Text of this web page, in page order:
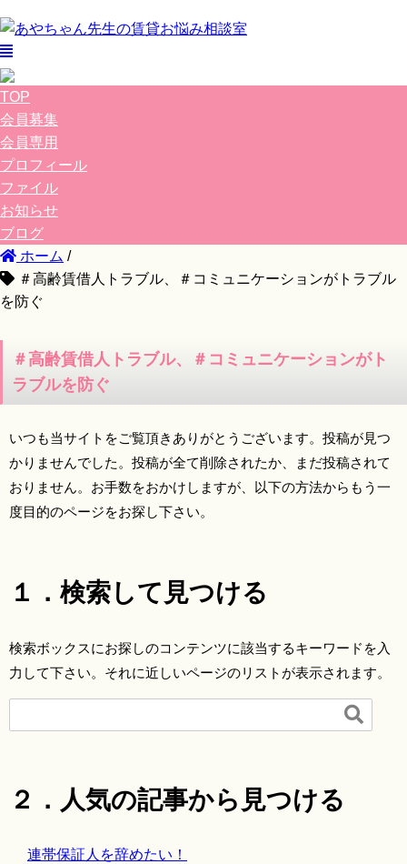
TOP
会員募集
会員専用
プロフィール
ファイル
お知らせ
ブログ
ホーム /
＃高齢賃借人トラブル、＃コミュニケーションがトラブル
を防ぐ
＃高齢賃借人トラブル、＃コミュニケーションがト
ラブルを防ぐ
いつも当サイトをご覧頂きありがとうございます。投稿が見つ
かりませんでした。投稿が全て削除されたか、まだ投稿されて
おりません。お手数をおかけしますが、以下の方法からもう一
度目的のページをお探し下さい。
１．検索して見つける
検索ボックスにお探しのコンテンツに該当するキーワードを入
力して下さい。それに近しいページのリストが表示されます。

２．人気の記事から見つける
連帯保証人を辞めたい！